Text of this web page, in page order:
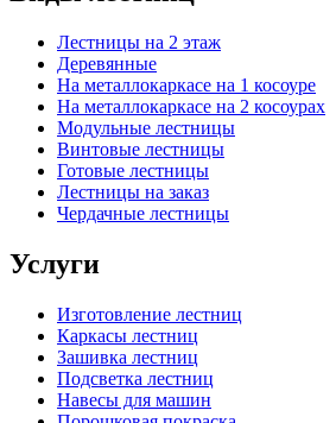
Лестницы на 2 этаж
Деревянные
На металлокаркасе на 1 косоуре
На металлокаркасе на 2 косоурах
Модульные лестницы
Винтовые лестницы
Готовые лестницы
Лестницы на заказ
Чердачные лестницы
Услуги
Изготовление лестниц
Каркасы лестниц
Зашивка лестниц
Подсветка лестниц
Навесы для машин